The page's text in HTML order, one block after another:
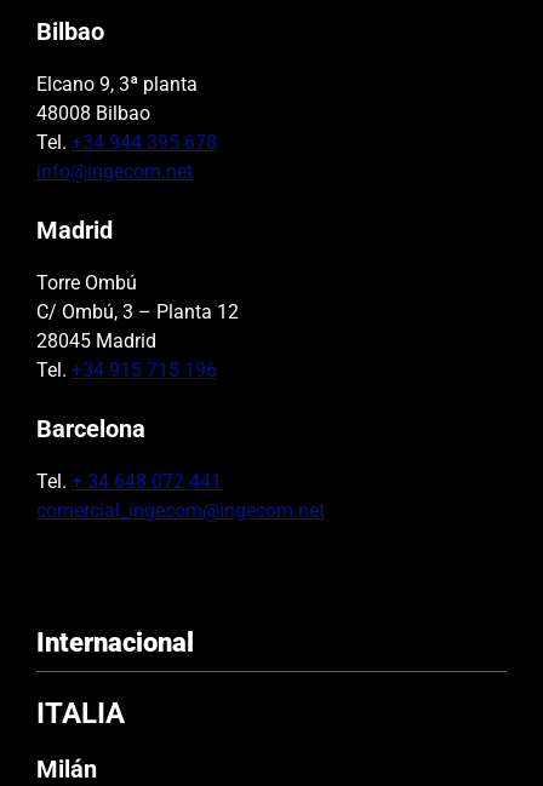
Bilbao
Elcano 9, 3ª planta
48008 Bilbao
Tel. +34 944 395 678
info@ingecom.net
Madrid
Torre Ombú
C/ Ombú, 3 – Planta 12
28045 Madrid
Tel. +34 915 715 196
Barcelona
Tel. + 34 648 072 441
comercial_ingecom@ingecom.net
Internacional
ITALIA
Milán